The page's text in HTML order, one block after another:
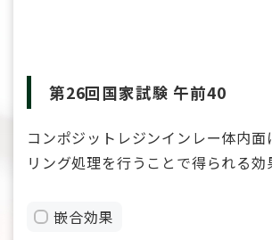
第26回国家試験 午前40
コンポジットレジンインレー体内
リング処理を行うことで得られる効
嵌合効果